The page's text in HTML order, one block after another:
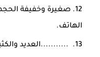
صغيرة وخفيفة
الهاتف.
...........العديد